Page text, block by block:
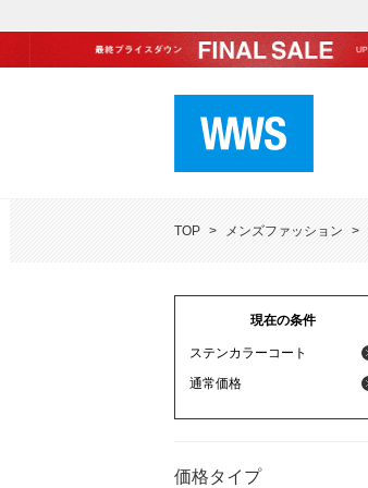
TOP > メンズファッション >
現在の条件
ステンカラーコート
通常価格
価格タイプ